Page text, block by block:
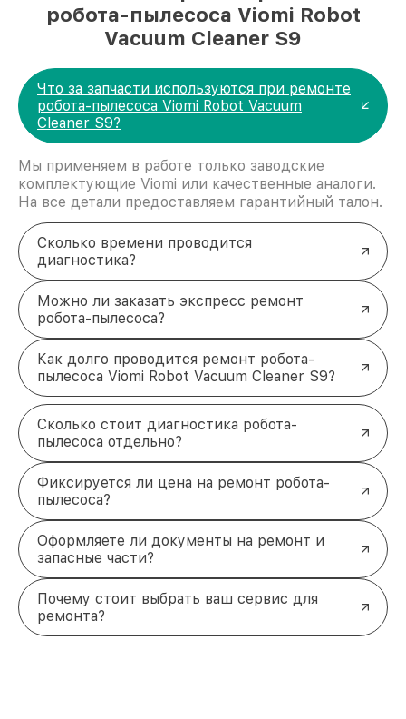
робота-пылесоса Viomi Robot
Vacuum Cleaner S9
Что за запчасти используются при ремонте
робота-пылесоса Viomi Robot Vacuum
Cleaner S9?
Мы применяем в работе только заводские
комплектующие Viomi или качественные аналоги.
На все детали предоставляем гарантийный талон.
Сколько времени проводится
диагностика?
Можно ли заказать экспресс ремонт
робота-пылесоса?
Как долго проводится ремонт робота-
пылесоса Viomi Robot Vacuum Cleaner S9?
Сколько стоит диагностика робота-
пылесоса отдельно?
Фиксируется ли цена на ремонт робота-
пылесоса?
Оформляете ли документы на ремонт и
запасные части?
Почему стоит выбрать ваш сервис для
ремонта?